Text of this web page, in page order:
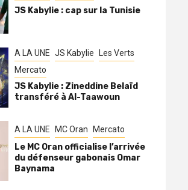
JS Kabylie : cap sur la Tunisie
A LA UNE JS Kabylie
Les Verts
Mercato
JS Kabylie : Zineddine Belaïd
transféré à Al-Taawoun
A LA UNE MC Oran Mercato
Le MC Oran officialise l’arrivée
du défenseur gabonais Omar
Baynama